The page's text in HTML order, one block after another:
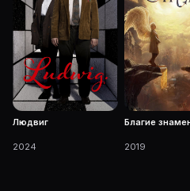
Людвиг
2024
Благие
2019